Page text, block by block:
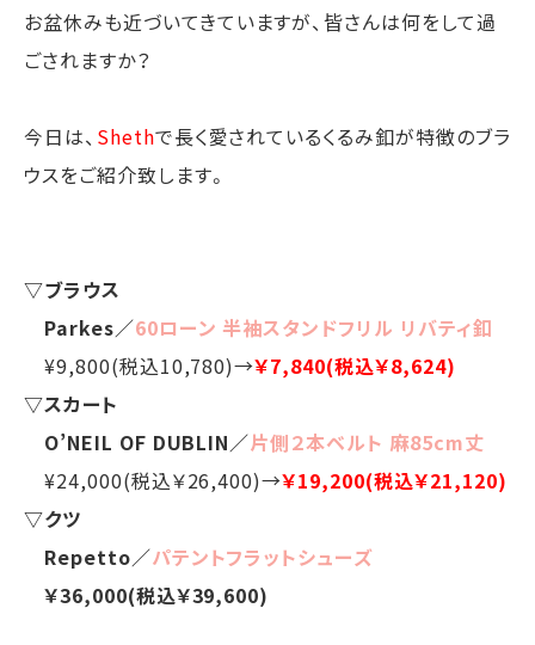
お盆休みも近づいてきていますが、皆さんは何をして過
ごされますか？
今日は、 Shethで長く愛されているくるみ釦が特徴のブラ
ウスをご紹介致します。
▽ブラウス
Parkes／60ローン 半袖スタンドフリル リバティ釦
¥9,800(税込10,780)→￥7,840(税込￥8,624)
▽スカート
O’NEIL OF DUBLIN／片側２本ベルト 麻85cm丈
¥24,000(税込￥26,400)→￥19,200(税込￥21,120)
▽クツ
Repetto／パテントフラットシューズ
￥36,000(税込￥39,600)